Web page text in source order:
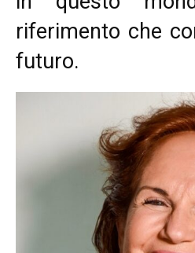
riferimento che
futuro.